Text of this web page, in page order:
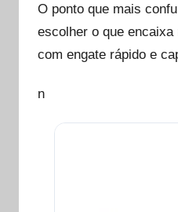
d
o
e
j
O ponto que mais
escolher o que
com engate rápido e
n